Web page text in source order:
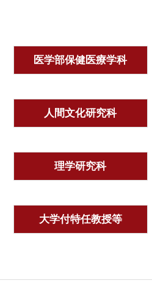
医学部保健医療学科
人間文化研究科
理学研究科
大学付特任教授等